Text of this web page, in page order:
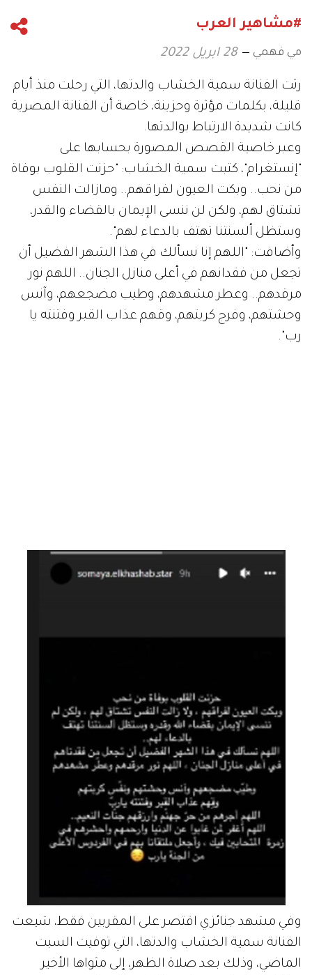
#مشاهير العرب
مي فهمي 28 ابريل 2022
رثت الفنانة سمية الخشاب والدتها، التي رحلت منذ أيام
قليلة، بكلمات مؤثرة وحزينة، خاصة أن الفنانة المصرية
كانت شديدة الارتباط بوالدتها.
وعبر خاصية القصص المصورة بحسابها على
"إنستغرام"، كتبت سمية الخشاب: "حزنت القلوب بوفاة
من نحب.. وبكت العيون لفراقهم.. ومازالت النفس
تشتاق لهم، ولكن لن ننسى الإيمان بالقضاء والقدر،
وستظل ألسنتنا تهتف بالدعاء لهم".
وأضافت: "اللهم إنا نسألك في هذا الشهر الفضيل أن
تجعل من فقدانهم في أعلى منازل الجنان.. اللهم نور
مرقدهم.. وعطر مشهدهم، وطيب مضجعهم، وآنس
وحشتهم، وفرج كربتهم، وقهم عذاب القبر وفتنته يا
رب".
وفي مشهد جنائزي اقتصر على المقربين فقط، شيعت
الفنانة سمية الخشاب والدتها، التي توفيت السبت
الماضي، وذلك بعد صلاة الظهر، إلى مثواها الأخير